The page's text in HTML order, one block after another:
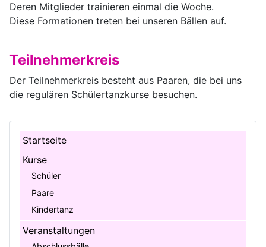
Startseite
Kurse
Schüler
Paare
Kindertanz
Veranstaltungen
Deren Mitglieder trainieren einmal die Woche.
Diese Formationen treten bei unseren Bällen auf.
Teilnehmerkreis
Der Teilnehmerkreis besteht aus Paaren, die bei uns
die regulären Schülertanzkurse besuchen.